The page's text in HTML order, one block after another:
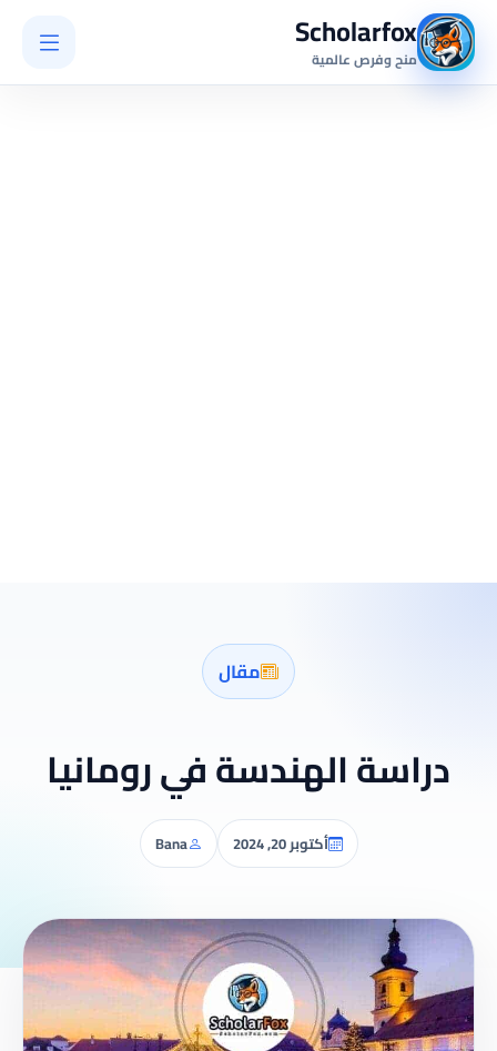
Scholarfox
منح وفرص عالمية
مقال
دراسة الهندسة في رومانيا
أكتوبر 20, 2024 Bana